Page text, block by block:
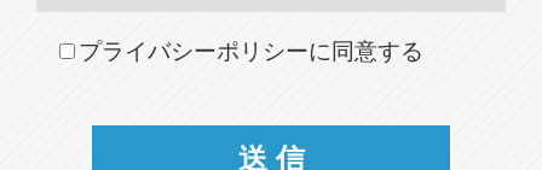
プライバシーポリシーに同意する